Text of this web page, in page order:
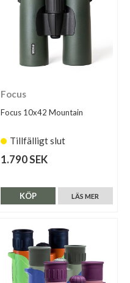
Focus
Focus 10x42 Mountain
Tillfälligt slut
1.790 SEK
LÄS MER
KÖP